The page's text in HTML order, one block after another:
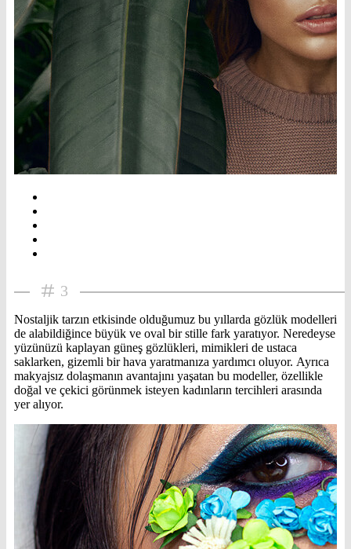
3
Nostaljik tarzın etkisinde olduğumuz bu yıllarda gözlük modelleri
de alabildiğince büyük ve oval bir stille fark yaratıyor. Neredeyse
yüzünüzü kaplayan güneş gözlükleri, mimikleri de ustaca
saklarken, gizemli bir hava yaratmanıza yardımcı oluyor. Ayrıca
makyajsız dolaşmanın avantajını yaşatan bu modeller, özellikle
doğal ve çekici görünmek isteyen kadınların tercihleri arasında
yer alıyor.